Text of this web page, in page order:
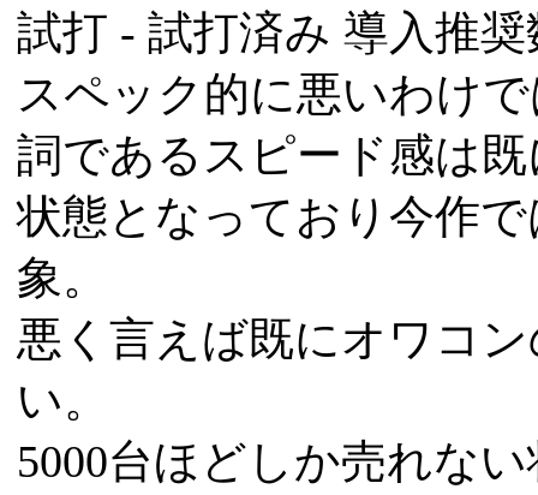
試打 - 試打済み 導入推
スペック的に悪いわけ
詞であるスピード感は
状態となっており今作
象。
悪く言えば既にオワコ
い。
5000台ほどしか売れな